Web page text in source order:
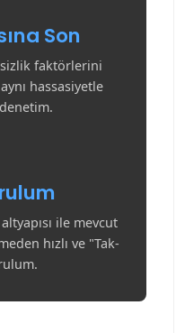
Son
faktörlerini
hassasiyetle
ile mevcut
hızlı ve "Tak-